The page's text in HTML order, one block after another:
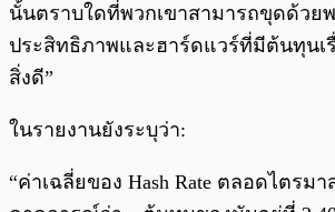
นั้นตราบใดที่พวกเขาสามารถขุดด้วย
ประสิทธิภาพและฮาร์ดแวร์ที่มีต้นทุนเ
สิ่งดี”
ในรายงานยังระบุว่า:
“ค่าเฉลี่ยของ Hash Rate ตลอดไตรมา